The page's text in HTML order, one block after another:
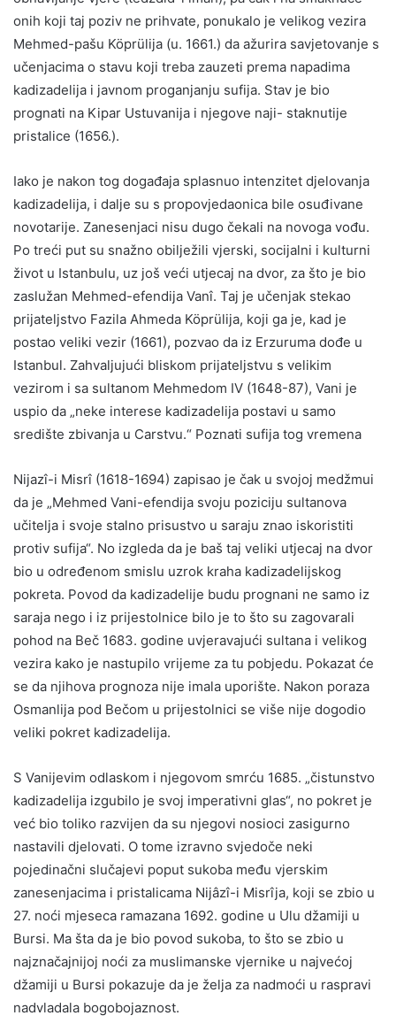
onih koji taj poziv ne prihvate, ponukalo je velikog vezira
Mehmed-pašu Köprülija (u. 1661.) da ažurira savjetovanje s
učenjacima o stavu koji treba zauzeti prema napadima
kadizadelija i javnom proganjanju sufija. Stav je bio
prognati na Kipar Ustuvanija i njegove naji- staknutije
pristalice (1656.).
Iako je nakon tog događaja splasnuo intenzitet djelovanja
kadizadelija, i dalje su s propovjedaonica bile osuđivane
novotarije. Zanesenjaci nisu dugo čekali na novoga vođu.
Po treći put su snažno obilježili vjerski, socijalni i kulturni
život u Istanbulu, uz još veći utjecaj na dvor, za što je bio
zaslužan Mehmed-efendija Vanî. Taj je učenjak stekao
prijateljstvo Fazila Ahmeda Köprülija, koji ga je, kad je
postao veliki vezir (1661), pozvao da iz Erzuruma dođe u
Istanbul. Zahvaljujući bliskom prijateljstvu s velikim
vezirom i sa sultanom Mehmedom IV (1648-87), Vani je
uspio da „neke interese kadizadelija postavi u samo
središte zbivanja u Carstvu.“ Poznati sufija tog vremena
Nijazî-i Misrî (1618-1694) zapisao je čak u svojoj medžmui
da je „Mehmed Vani-efendija svoju poziciju sultanova
učitelja i svoje stalno prisustvo u saraju znao iskoristiti
protiv sufija“. No izgleda da je baš taj veliki utjecaj na dvor
bio u određenom smislu uzrok kraha kadizadelijskog
pokreta. Povod da kadizadelije budu prognani ne samo iz
saraja nego i iz prijestolnice bilo je to što su zagovarali
pohod na Beč 1683. godine uvjeravajući sultana i velikog
vezira kako je nastupilo vrijeme za tu pobjedu. Pokazat će
se da njihova prognoza nije imala uporište. Nakon poraza
Osmanlija pod Bečom u prijestolnici se više nije dogodio
veliki pokret kadizadelija.
S Vanijevim odlaskom i njegovom smrću 1685. „čistunstvo
kadizadelija izgubilo je svoj imperativni glas“, no pokret je
već bio toliko razvijen da su njegovi nosioci zasigurno
nastavili djelovati. O tome izravno svjedoče neki
pojedinačni slučajevi poput sukoba među vjerskim
zanesenjacima i pristalicama Nijâzî-i Misrîja, koji se zbio u
27. noći mjeseca ramazana 1692. godine u Ulu džamiji u
Bursi. Ma šta da je bio povod sukoba, to što se zbio u
najznačajnijoj noći za muslimanske vjernike u najvećoj
džamiji u Bursi pokazuje da je želja za nadmoći u raspravi
nadvladala bogobojaznost.